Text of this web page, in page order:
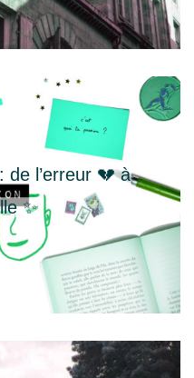
de l’erreur 💔 à
✨